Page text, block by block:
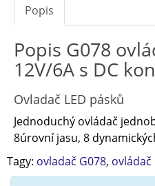
Popis
Popis G078
12V/6A s DC
Ovladač LED pásků
Jednoduchý ovládač
8úrovní jasu, 8
Tagy: ovladač G078, ovládač